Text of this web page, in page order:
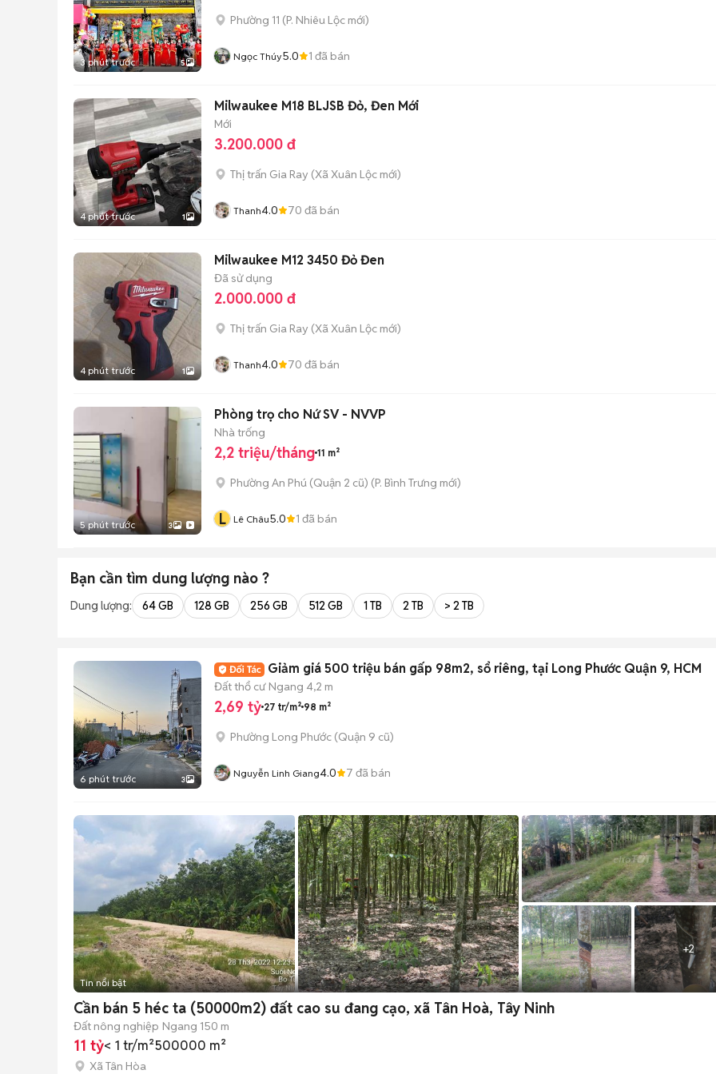
3 phút trước 5
Phường 11 (P. Nhiêu Lộc mới)
Ngọc Thúy5.0 1 đã bán
4 phút trước 1
Milwaukee M18 BLJSB Đỏ, Đen Mới
Mới
3.200.000 đ
Thị trấn Gia Ray (Xã Xuân Lộc mới)
Thanh4.0 70 đã bán
4 phút trước 1
Milwaukee M12 3450 Đỏ Đen
Đã sử dụng
2.000.000 đ
Thị trấn Gia Ray (Xã Xuân Lộc mới)
Thanh4.0 70 đã bán
5 phút trước 3
Phòng trọ cho Nứ SV - NVVP
Nhà trống
2,2 triệu/tháng 11 m²
Phường An Phú (Quận 2 cũ) (P. Bình Trưng mới)
L Lê Châu5.0 1 đã bán
Bạn cần tìm dung lượng nào ?
Dung lượng: 64 GB 128 GB 256 GB 512 GB 1 TB 2 TB > 2 TB
6 phút trước 3
Giảm giá 500 triệu bán gấp 98m2, sổ riêng, tại Long Phước Quận 9, HCM
Đất thổ cư Ngang 4,2 m
2,69 tỷ 27 tr/m² 98 m²
Phường Long Phước (Quận 9 cũ)
Nguyễn Linh Giang4.0 7 đã bán
+2
Tin nổi bật
Cần bán 5 héc ta (50000m2) đất cao su đang cạo, xã Tân Hoà, Tây Ninh
Đất nông nghiệp Ngang 150 m
11 tỷ< 1 tr/m²500000 m²
Xã Tân Hòa